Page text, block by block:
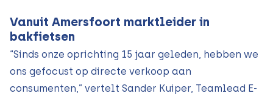
Vanuit Amersfoort marktleider in
bakfietsen
“Sinds onze oprichting 15 jaar geleden, hebben we
ons gefocust op directe verkoop aan
consumenten,” vertelt Sander Kuiper, Teamlead E-